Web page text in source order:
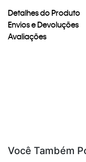
Detalhes do Produto
Envios e Devoluções
Avaliações
Você Também